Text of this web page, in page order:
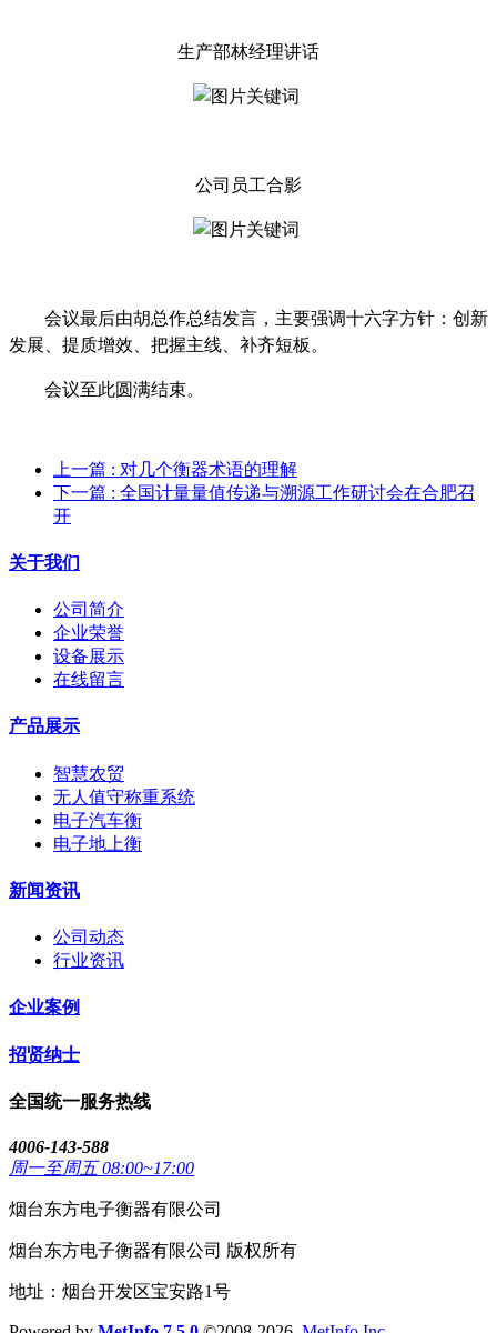
生产部林经理讲话
公司员工合影
会议最后由胡总作总结发言，主要强调十六字方针：创新
发展、提质增效、把握主线、补齐短板。
会议至此圆满结束。
上一篇 : 对几个衡器术语的理解
下一篇 : 全国计量量值传递与溯源工作研讨会在合肥召
开
关于我们
公司简介
企业荣誉
设备展示
在线留言
产品展示
智慧农贸
无人值守称重系统
电子汽车衡
电子地上衡
新闻资讯
公司动态
行业资讯
企业案例
招贤纳士
全国统一服务热线
4006-143-588
周一至周五 08:00~17:00
烟台东方电子衡器有限公司
烟台东方电子衡器有限公司 版权所有
地址：烟台开发区宝安路1号